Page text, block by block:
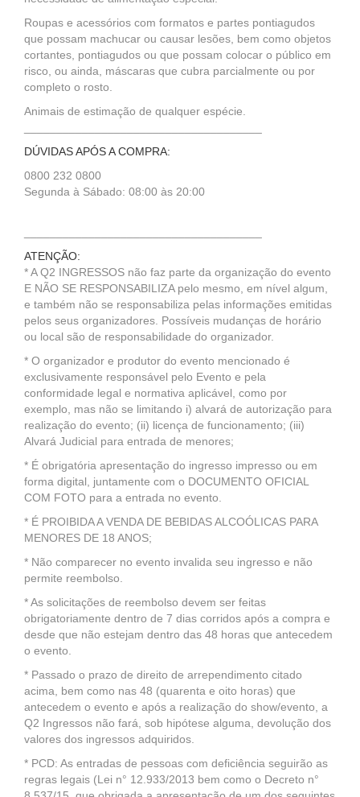
Roupas e acessórios com formatos e partes pontiagudos
que possam machucar ou causar lesões, bem como objetos
cortantes, pontiagudos ou que possam colocar o público em
risco, ou ainda, máscaras que cubra parcialmente ou por
completo o rosto.
Animais de estimação de qualquer espécie.
DÚVIDAS APÓS A COMPRA:
0800 232 0800
Segunda à Sábado: 08:00 às 20:00
ATENÇÃO:
* A Q2 INGRESSOS não faz parte da organização do evento
E NÃO SE RESPONSABILIZA pelo mesmo, em nível algum,
e também não se responsabiliza pelas informações emitidas
pelos seus organizadores. Possíveis mudanças de horário
ou local são de responsabilidade do organizador.
* O organizador e produtor do evento mencionado é
exclusivamente responsável pelo Evento e pela
conformidade legal e normativa aplicável, como por
exemplo, mas não se limitando i) alvará de autorização para
realização do evento; (ii) licença de funcionamento; (iii)
Alvará Judicial para entrada de menores;
* É obrigatória apresentação do ingresso impresso ou em
forma digital, juntamente com o DOCUMENTO OFICIAL
COM FOTO para a entrada no evento.
* É PROIBIDA A VENDA DE BEBIDAS ALCOÓLICAS PARA
MENORES DE 18 ANOS;
* Não comparecer no evento invalida seu ingresso e não
permite reembolso.
* As solicitações de reembolso devem ser feitas
obrigatoriamente dentro de 7 dias corridos após a compra e
desde que não estejam dentro das 48 horas que antecedem
o evento.
* Passado o prazo de direito de arrependimento citado
acima, bem como nas 48 (quarenta e oito horas) que
antecedem o evento e após a realização do show/evento, a
Q2 Ingressos não fará, sob hipótese alguma, devolução dos
valores dos ingressos adquiridos.
* PCD: As entradas de pessoas com deficiência seguirão as
regras legais (Lei n° 12.933/2013 bem como o Decreto n°